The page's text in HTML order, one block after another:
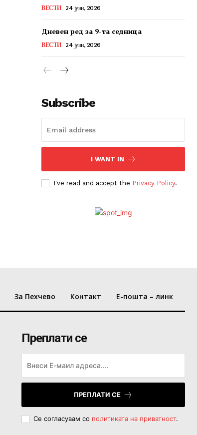
ВЕСТИ 24 јуни, 2026
Дневен ред за 9-та седница
ВЕСТИ 24 јуни, 2026
Subscribe
I WANT IN
I've read and accept the Privacy Policy.
За Пехчево Контакт Е-пошта – линк
Преплати се
ПРЕПЛАТИ СЕ
Се согласувам со политиката на приватност.